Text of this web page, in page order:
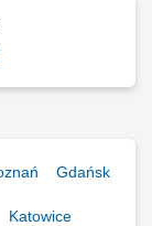
Gdańsk
Katowice